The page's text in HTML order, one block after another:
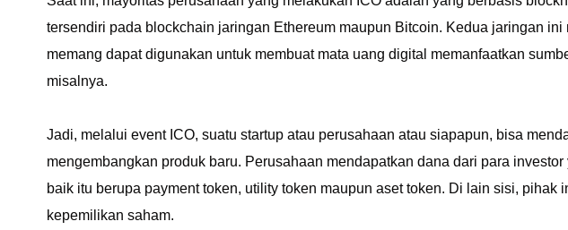
tersendiri pada blockchain jaringan Ethereum maupun Bitcoin. Kedua jaringan
memang dapat digunakan untuk membuat mata uang digital memanfaatkan
misalnya.
Jadi, melalui event ICO, suatu startup atau perusahaan atau siapapun, bisa
mengembangkan produk baru. Perusahaan mendapatkan dana dari para
baik itu berupa payment token, utility token maupun aset token. Di lain sisi, pihak
kepemilikan saham.